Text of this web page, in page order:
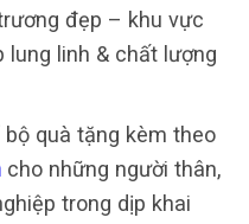
đẹp – khu vực
lung linh & chất lượng
quà tặng kèm theo
cho những người thân,
trong dịp khai